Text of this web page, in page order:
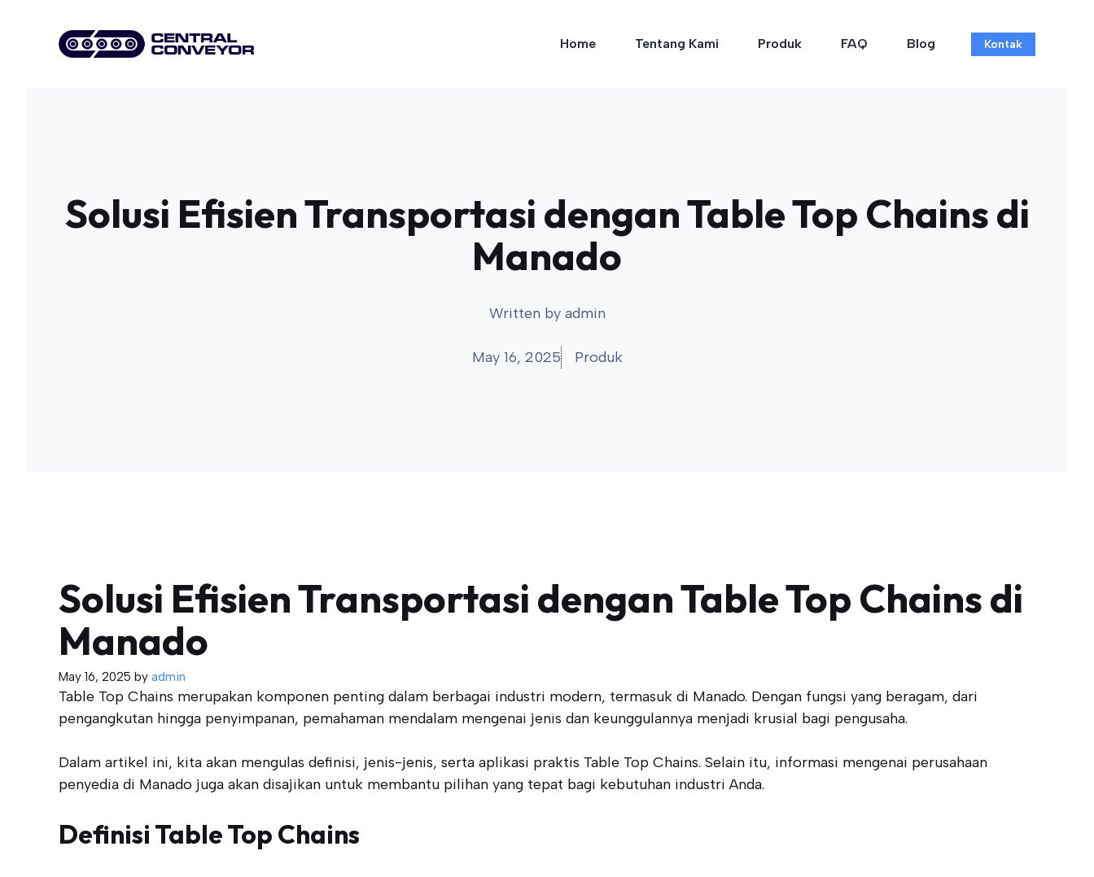
Home Tentang Kami Produk FAQ Blog Kontak
Solusi Efisien Transportasi dengan Table Top Chains di
Manado
Written by admin
May 16, 2025 Produk
Solusi Efisien Transportasi dengan Table Top Chains di
Manado
May 16, 2025 by admin
Table Top Chains merupakan komponen penting dalam berbagai industri modern, termasuk di Manado. Dengan fungsi yang beragam, dari
pengangkutan hingga penyimpanan, pemahaman mendalam mengenai jenis dan keunggulannya menjadi krusial bagi pengusaha.
Dalam artikel ini, kita akan mengulas definisi, jenis-jenis, serta aplikasi praktis Table Top Chains. Selain itu, informasi mengenai perusahaan
penyedia di Manado juga akan disajikan untuk membantu pilihan yang tepat bagi kebutuhan industri Anda.
Definisi Table Top Chains